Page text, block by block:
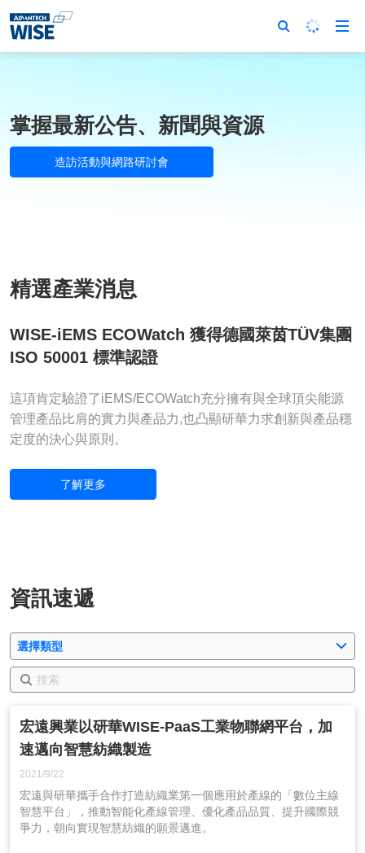
掌握最新公告、新聞與資源
造訪活動與網路研討會
精選產業消息
WISE-iEMS ECOWatch 獲得德國萊茵TÜV集團
ISO 50001 標準認證
這項肯定驗證了iEMS/ECOWatch充分擁有與全球頂尖能源
管理產品比肩的實力與產品力,也凸顯研華力求創新與產品穩
定度的決心與原則。
了解更多
資訊速遞
選擇類型
宏遠興業以研華WISE-PaaS工業物聯網平台，加
速邁向智慧紡織製造
2021/9/22
宏遠與研華攜手合作打造紡織業第一個應用於產線的「數位主線
智慧平台」，推動智能化產線管理、優化產品品質、提升國際競
爭力，朝向實現智慧紡織的願景邁進。